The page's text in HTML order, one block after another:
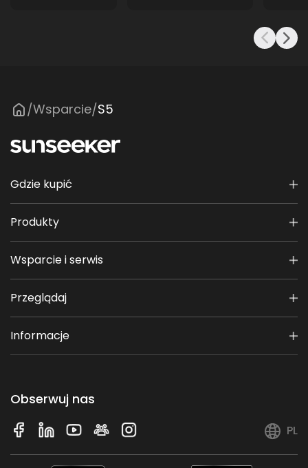
/Wsparcie/S5
Gdzie kupić
Produkty
Wsparcie i serwis
Przeglądaj
Informacje
Obserwuj nas
PL